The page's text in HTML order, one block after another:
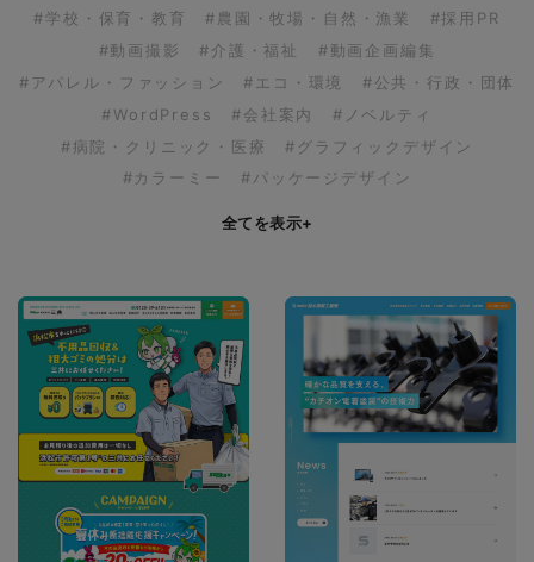
#学校・保育・教育
#農園・牧場・自然・漁業
#採用PR
#動画撮影
#介護・福祉
#動画企画編集
#アパレル・ファッション
#エコ・環境
#公共・行政・団体
#WordPress
#会社案内
#ノベルティ
#病院・クリニック・医療
#グラフィックデザイン
#カラーミー
#パッケージデザイン
全てを表示+